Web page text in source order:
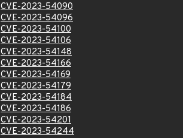
CVE-2023-54090
CVE-2023-54096
CVE-2023-54100
CVE-2023-54106
CVE-2023-54148
CVE-2023-54166
CVE-2023-54169
CVE-2023-54179
CVE-2023-54184
CVE-2023-54186
CVE-2023-54201
CVE-2023-54244